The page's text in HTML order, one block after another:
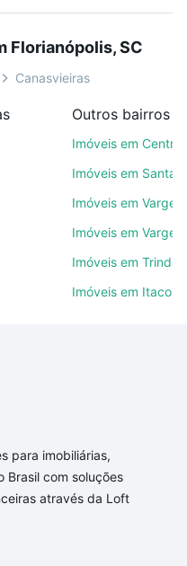
seu sonho.
ainda conta com
te ajudando
pesquisar por
quantidade de
de garagem para
o preço, metragem e
Imóveis à venda
Florianópolis, SC
com nossas opções
parcelas podem se
ainda tem alguma
Florianópolis, SC
Canasvieiras
Imóveis em Centro
Imóveis em Santa
Imóveis em
Imóveis em
Imóveis em
Imóveis em
para imobiliárias,
Brasil com soluções
através da Loft